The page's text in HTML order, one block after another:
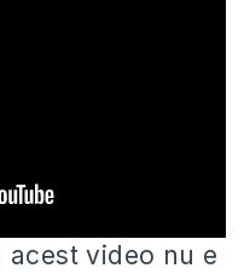
acest video nu e